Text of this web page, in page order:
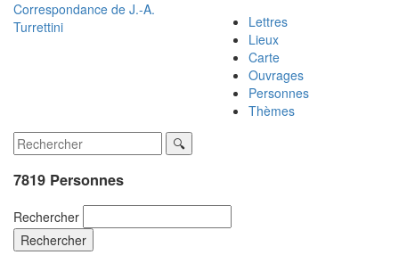
Correspondance de J.-A.
Turrettini
Lettres
Lieux
Carte
Ouvrages
Personnes
Thèmes
7819 Personnes
Rechercher
Rechercher